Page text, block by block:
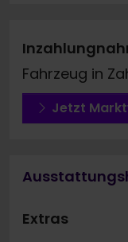
Fahrzeug in
Jetzt
Extras